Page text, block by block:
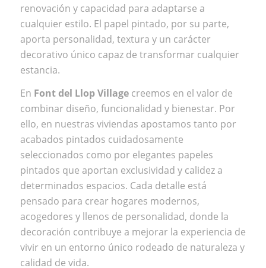
renovación y capacidad para adaptarse a
cualquier estilo. El papel pintado, por su parte,
aporta personalidad, textura y un carácter
decorativo único capaz de transformar cualquier
estancia.
En Font del Llop Villagecreemos en el valor de
combinar diseño, funcionalidad y bienestar. Por
ello, en nuestras viviendas apostamos tanto por
acabados pintados cuidadosamente
seleccionados como por elegantes papeles
pintados que aportan exclusividad y calidez a
determinados espacios. Cada detalle está
pensado para crear hogares modernos,
acogedores y llenos de personalidad, donde la
decoración contribuye a mejorar la experiencia de
vivir en un entorno único rodeado de naturaleza y
calidad de vida.